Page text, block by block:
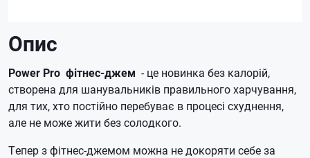
Опис
Power Pro фітнес-джем - це новинка без калорій,
створена для шанувальників правильного харчування,
для тих, хто постійно перебуває в процесі схуднення,
але не може жити без солодкого.
Тепер з фітнес-джемом можна не докоряти себе за